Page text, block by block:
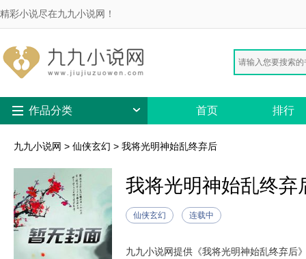
精彩小说尽在九九小说网！
作品分类 首页 排行
九九小说网 > 仙侠玄幻 > 我将光明神始乱终弃后
我将光明神始乱终弃
仙侠玄幻 连载中